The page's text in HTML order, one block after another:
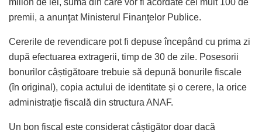
milion de lei, sumă din care vor fi acordate cel mult 100 de
premii, a anunţat Ministerul Finanţelor Publice.
Cererile de revendicare pot fi depuse începând cu prima zi
după efectuarea extragerii, timp de 30 de zile. Posesorii
bonurilor câștigătoare trebuie să depună bonurile fiscale
(în original), copia actului de identitate și o cerere, la orice
administrație fiscală din structura ANAF.
Un bon fiscal este considerat câștigător doar dacă